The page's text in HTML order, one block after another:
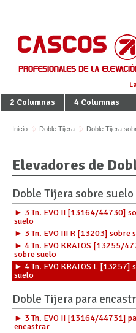
2 Columnas 4 Columnas
Inicio Doble Tijera Doble Tijera
Elevadores de
Doble Tijera sobre suelo
► 3 Tn. EVO II [13164/44730]
suelo
► 3 Tn. EVO III R [13203] sobre
► 4 Tn. EVO KRATOS [13255/
sobre suelo
► 4 Tn. EVO KRATOS L [13257]
suelo
Doble Tijera para
► 3 Tn. EVO II [13164/44731]
encastrar